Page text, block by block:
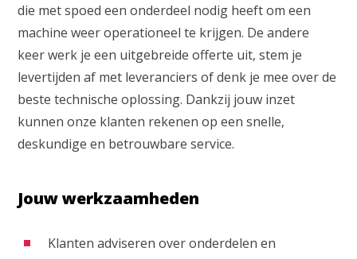
die met spoed een onderdeel nodig heeft om een
machine weer operationeel te krijgen. De andere
keer werk je een uitgebreide offerte uit, stem je
levertijden af met leveranciers of denk je mee over de
beste technische oplossing. Dankzij jouw inzet
kunnen onze klanten rekenen op een snelle,
deskundige en betrouwbare service.
Jouw werkzaamheden
Klanten adviseren over onderdelen en